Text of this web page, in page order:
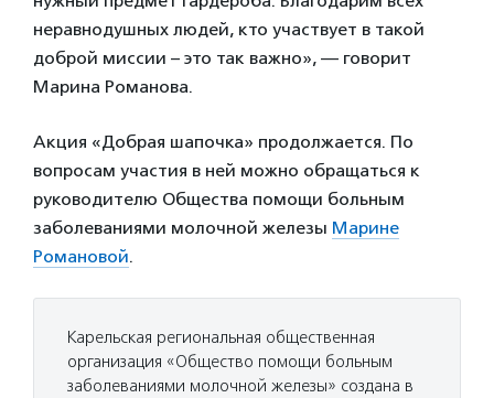
неравнодушных людей, кто участвует в такой
доброй миссии – это так важно», — говорит
Марина Романова.
Акция «Добрая шапочка» продолжается. По
вопросам участия в ней можно обращаться к
руководителю Общества помощи больным
заболеваниями молочной железы Марине
Романовой.
Карельская региональная общественная
организация «Общество помощи больным
заболеваниями молочной железы» создана в